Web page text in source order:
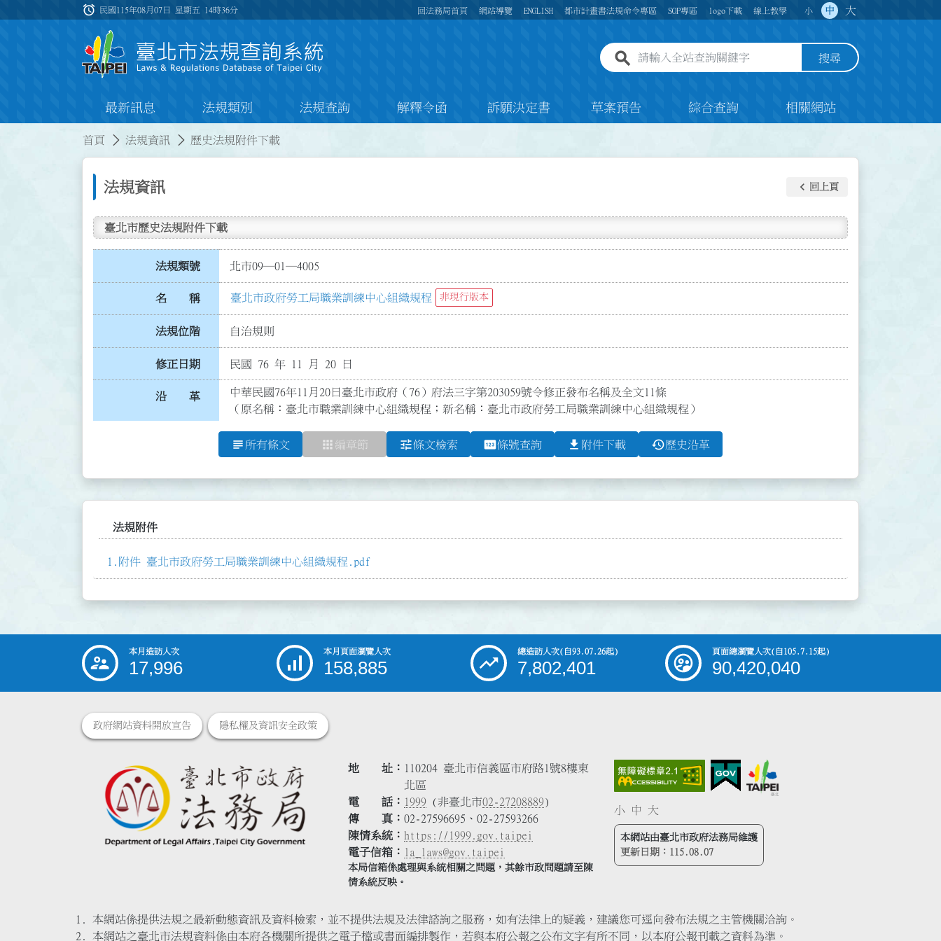
:::
alarm 民國115年08月07日 星期五 14時36分 回法務局首頁 網站導覽 ENGLISH 都市計畫書法規命令專區 SOP專區 logo下載 線上教學 小 中 大
全站查詢關鍵字欄位 搜尋
最新訊息 法規類別 法規查詢 解釋令函 訴願決定書 草案預告 綜合查詢 相關網站
首頁 法規資訊 歷史法規附件下載
法規資訊 keyboard_arrow_left 回上頁
臺北市歷史法規附件下載
法規類號 北市09─01─4005
名 稱 臺北市政府勞工局職業訓練中心組織規程 非現行版本
法規位階 自治規則
修正日期 民國 76 年 11 月 20 日
沿 革
中華民國76年11月20日臺北市政府（76）府法三字第203059號令修正發布名稱及全文11條
（原名稱：臺北市職業訓練中心組織規程；新名稱：臺北市政府勞工局職業訓練中心組織規程）
subject 所有條文 apps 編章節 tune條文檢索 pin條號查詢 file_download 附件下載 history歷史沿革
法規附件
附件 臺北市政府勞工局職業訓練中心組織規程.pdf
::: 本月造訪人次
17,996
本月頁面瀏覽人次
158,885
總造訪人次(自93.07.26起)
7,802,401
頁面總瀏覽人次(自105.7.15起)
90,420,040
政府網站資料開放宣告 隱私權及資訊安全政策
地 址
110204 臺北市信義區市府路1號8樓東
北區
電 話
1999 (非臺北市02-27208889)
傳 真
02-27596695、02-27593266
陳情系統
https://1999.gov.taipei
電子信箱
la_laws@gov.taipei
本局信箱係處理與系統相關之問題，其餘市政問題請至陳
情系統反映。
小 中 大
本網站由臺北市政府法務局維護
更新日期： 115.08.07
本網站係提供法規之最新動態資訊及資料檢索，並不提供法規及法律諮詢之服務，如有法律上的疑義，建議您可逕向發布法規之主管機關洽詢。
本網站之臺北市法規資料係由本府各機關所提供之電子檔或書面編排製作，若與本府公報之公布文字有所不同，以本府公報刊載之資料為準。